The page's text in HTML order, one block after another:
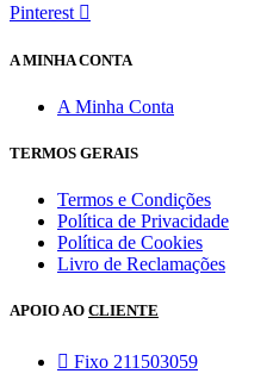
Pinterest
A MINHA CONTA
A Minha Conta
TERMOS GERAIS
Termos e Condições
Política de Privacidade
Política de Cookies
Livro de Reclamações
APOIO AO CLIENTE
Fixo 211503059